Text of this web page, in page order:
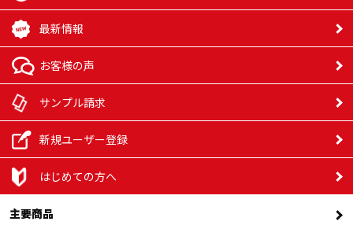
最新情報
お客様の声
サンプル請求
新規ユーザー登録
はじめての方へ
主要商品